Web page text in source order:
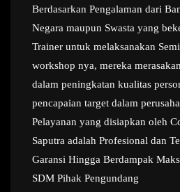
Berdasarkan Pengalaman dari
Negara maupun Swasta yang
Trainer untuk melaksanakan
workshop nya, mereka
dalam peningkatan kualitas
pencapaian target dalam
Pelayanan yang disiapkan oleh
Saputra adalah Profesional dan
Garansi Hingga Berdampak
SDM Pihak Pengundang